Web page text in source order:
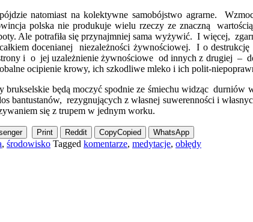
natomiast na kolektywne samobójstwo agrarne.
polska nie produkuje wielu rzeczy ze znaczną
Ale potrafiła się przynajmniej sama wyżywić. I więcej,
docenianej niezależności żywnościowej. I o
i o jej uzależnienie żywnościowe od innych z drugiej –
ocipienie krowy, ich szkodliwe mleko i ich polit-
brukselskie będą moczyć spodnie ze śmiechu widząc
bantustanów, rezygnujących z własnej suwerenności i
się z trupem w jednym worku.
Print Reddit CopyCopied WhatsApp
, środowisko Tagged komentarze, medytacje, obłędy